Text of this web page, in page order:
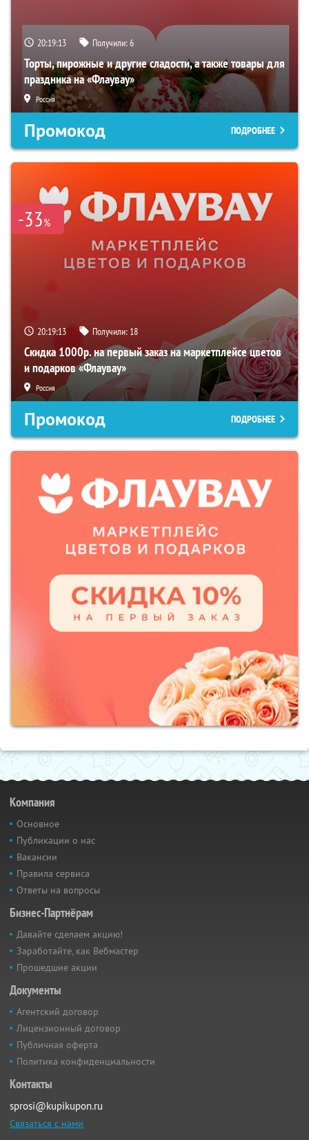
20:19:12 Получили:6
Торты, пирожные и другие сладости, а также товары для
праздника на «Флаувау»
Россия
Промокод ПОДРОБНЕЕ
-33%
20:19:12 Получили: 18
Скидка 1000р. на первый заказ на маркетплейсе цветов
и подарков «Флаувау»
Россия
Промокод ПОДРОБНЕЕ
Компания
Основное
Публикации о нас
Вакансии
Правила сервиса
Ответы на вопросы
Бизнес-Партнёрам
Давайте сделаем акцию!
Заработайте, как Вебмастер
Прошедшие акции
Документы
Агентский договор
Лицензионный договор
Публичная оферта
Политика конфиденциальности
Контакты
sprosi@kupikupon.ru
Связаться с нами